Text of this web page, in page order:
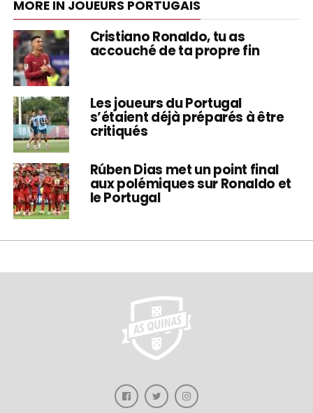
MORE IN JOUEURS PORTUGAIS
Cristiano Ronaldo, tu as
accouché de ta propre fin
Les joueurs du Portugal
s’étaient déjà préparés à être
critiqués
Rúben Dias met un point final
aux polémiques sur Ronaldo et
le Portugal